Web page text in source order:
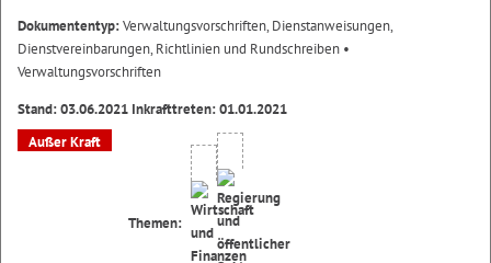
Dokumententyp:Verwaltungsvorschriften, Dienstanweisungen,
Dienstvereinbarungen, Richtlinien und Rundschreiben •
Verwaltungsvorschriften
Stand: 03.06.2021 Inkrafttreten: 01.01.2021
Außer Kraft
Themen: